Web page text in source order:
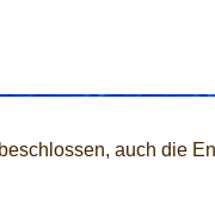
auch die